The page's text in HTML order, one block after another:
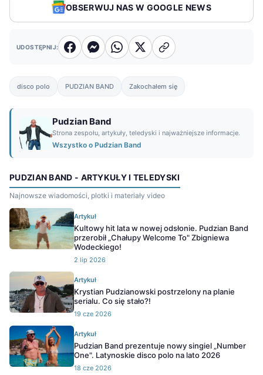
OBSERWUJ NAS W GOOGLE NEWS
UDOSTĘPNIJ:
disco polo PUDZIAN BAND Zakochałem się
Pudzian Band
Strona zespołu, artykuły, teledyski i najważniejsze informacje.
Wszystko o Pudzian Band
PUDZIAN BAND - ARTYKUŁY I TELEDYSKI
Najnowsze wiadomości, plotki i materiały video
Artykuł
Kultowy hit lata w nowej odsłonie. Pudzian Band
przerobił „Chałupy Welcome To" Zbigniewa
Wodeckiego!
2 lip 2026
Artykuł
Krystian Pudzianowski postrzelony na planie
serialu. Co się stało?!
19 cze 2026
Artykuł
Pudzian Band prezentuje nowy singiel „Number
One". Latynoskie disco polo na lato 2026
18 cze 2026